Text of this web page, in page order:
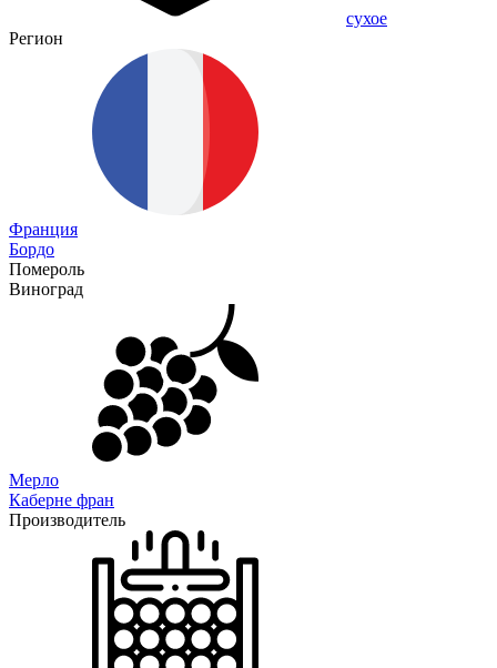
сухое
Регион
Франция
Бордо
Помероль
Виноград
Мерло
Каберне фран
Производитель